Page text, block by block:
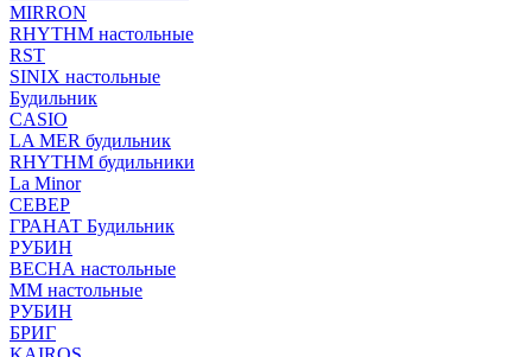
MIRRON
RHYTHM настольные
RST
SINIX настольные
Будильник
CASIO
LA MER будильник
RHYTHM будильники
La Minor
СЕВЕР
ГРАНАТ Будильник
РУБИН
ВЕСНА настольные
ММ настольные
РУБИН
БРИГ